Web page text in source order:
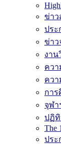
ข่าว
ประ
ข่าว
งาน
คว
ควา
กา
จุฬา
ปฏิทิ
The
ประ